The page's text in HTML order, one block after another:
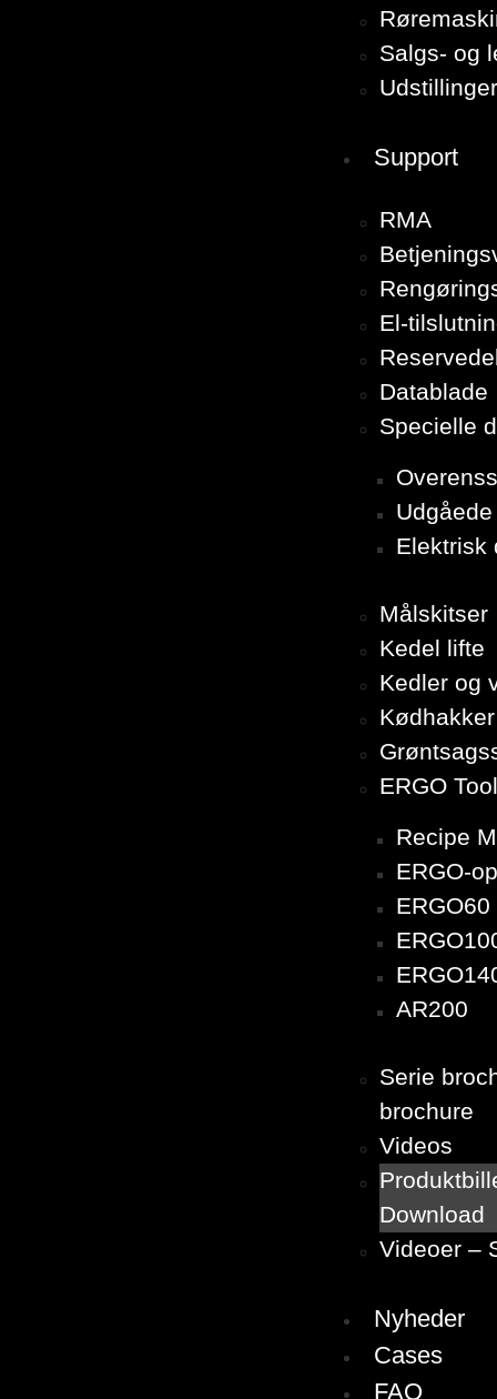
Salgs- og
Support
RMA
El-
Datablade
Specielle
Elektrisk
Målskitser
Kedel lifte
Kedler og
Kødhakker
ERGO
Recipe
ERGO-
ERGO60
AR200
Serie
brochure
Videos
Download
Videoer –
Nyheder
Cases
FAQ